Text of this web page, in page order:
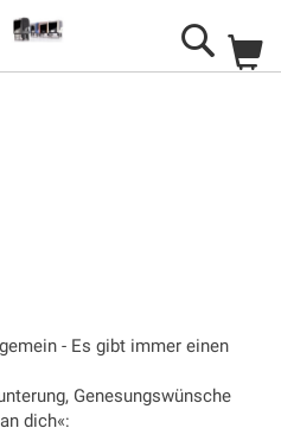
Search
- Es gibt immer einen
Genesungswünsche
dich«: